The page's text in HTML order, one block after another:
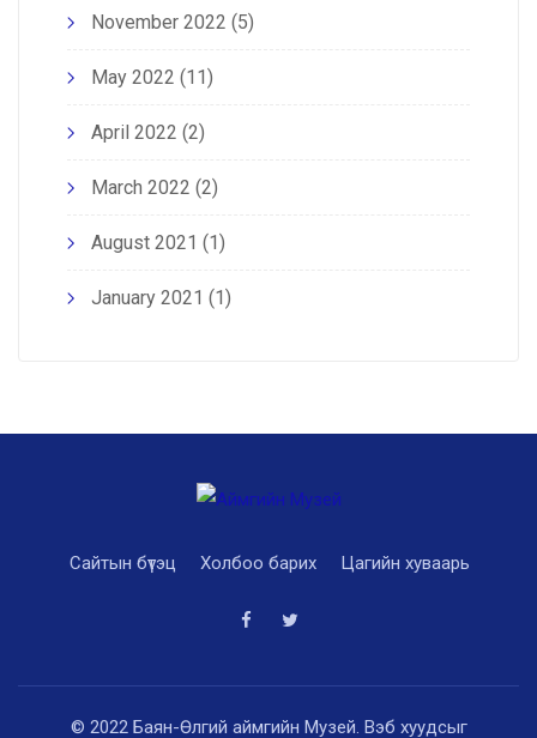
November 2022 (5)
May 2022 (11)
April 2022 (2)
March 2022 (2)
August 2021 (1)
January 2021 (1)
Сайтын бүтэц Холбоо барих Цагийн хуваарь
© 2022 Баян-Өлгий аймгийн Музей. Вэб хуудсыг